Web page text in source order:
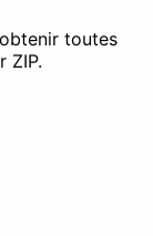
toutes
ZIP.